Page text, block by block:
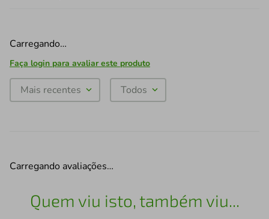
Carregando…
Faça login para avaliar este produto
Mais recentes Todos
Carregando avaliações…
Quem viu isto, também viu...